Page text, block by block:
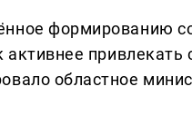
формированию
привлекать
областное